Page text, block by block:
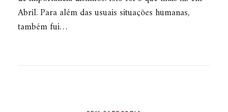
Abril. Para além das usuais situações humanas,
também fui…